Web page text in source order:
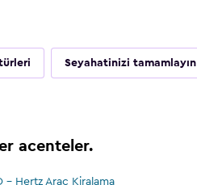
Seyahatinizi tamamlayın
acenteler.
- Hertz Araç Kiralama